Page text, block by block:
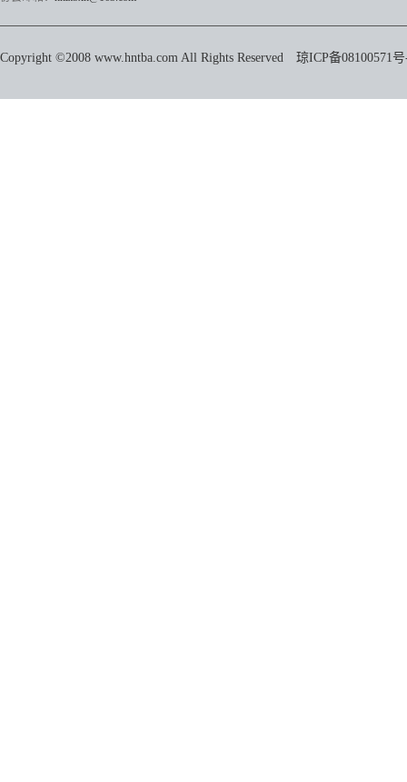
Copyright ©2008 www.hntba.com All Rights Reserved 琼ICP备08100571